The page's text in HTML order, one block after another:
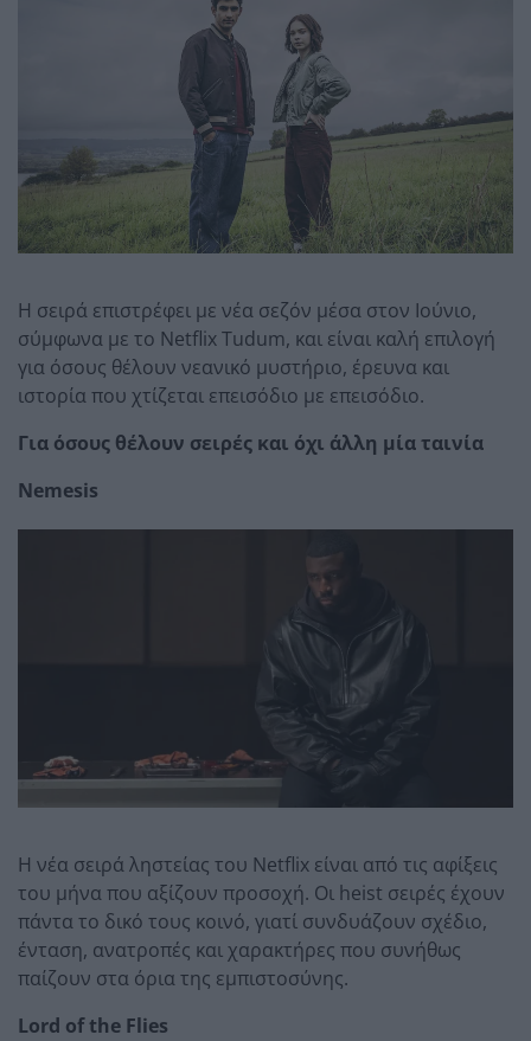
Η σειρά επιστρέφει με νέα σεζόν μέσα στον Ιούνιο,
σύμφωνα με το Netflix Tudum, και είναι καλή επιλογή
για όσους θέλουν νεανικό μυστήριο, έρευνα και
ιστορία που χτίζεται επεισόδιο με επεισόδιο.
Για όσους θέλουν σειρές και όχι άλλη μία ταινία
Nemesis
Η νέα σειρά ληστείας του Netflix είναι από τις αφίξεις
του μήνα που αξίζουν προσοχή. Οι heist σειρές έχουν
πάντα το δικό τους κοινό, γιατί συνδυάζουν σχέδιο,
ένταση, ανατροπές και χαρακτήρες που συνήθως
παίζουν στα όρια της εμπιστοσύνης.
Lord of the Flies